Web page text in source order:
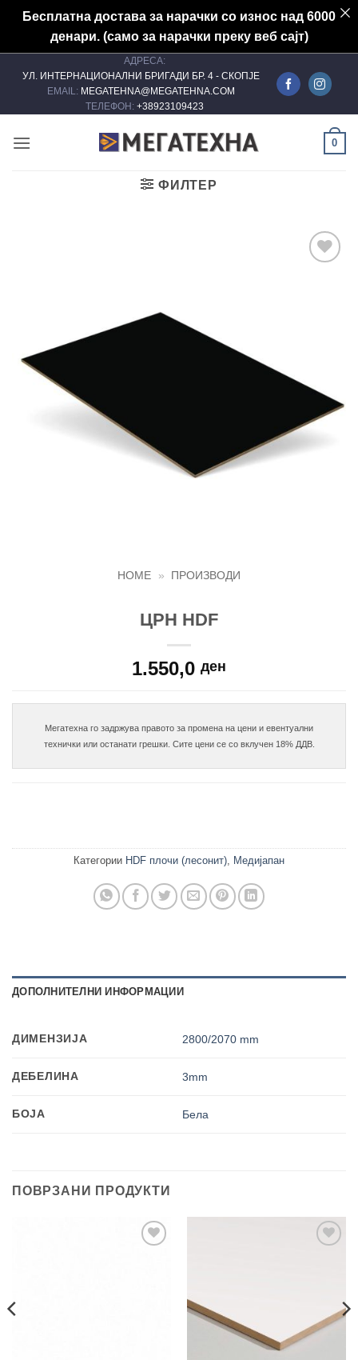
Бесплатна достава за нарачки со износ над 6000
денари. (само за нарачки преку веб сајт)
АДРЕСА:
УЛ. ИНТЕРНАЦИОНАЛНИ БРИГАДИ БР. 4 - СКОПЈЕ
EMAIL: MEGATEHNA@MEGATEHNA.COM
ТЕЛЕФОН: +38923109423
0
ФИЛТЕР
HOME » ПРОИЗВОДИ
ЦРН HDF
1.550,0 ден
Мегатехна го задржува правото за промена на цени и евентуални
Категории HDF плочи (лесонит), Медијапан
ДОПОЛНИТЕЛНИ ИНФОРМАЦИИ
ДИМЕНЗИЈА 2800/2070 mm
ДЕБЕЛИНА 3mm
БОЈА Бела
ПОВРЗАНИ ПРОДУКТИ